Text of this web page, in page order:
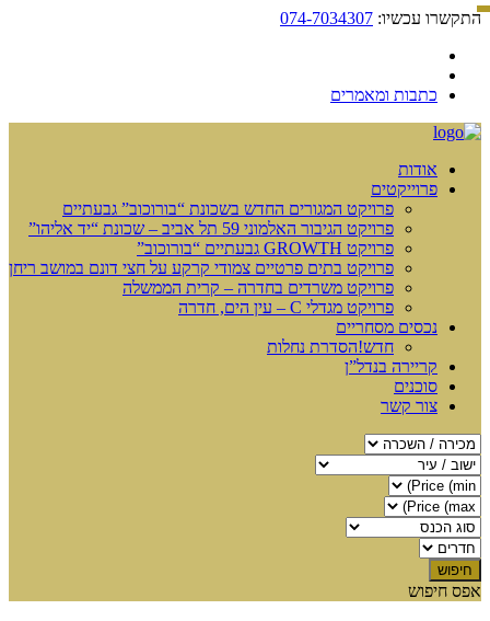
התקשרו עכשיו: 074-7034307
כתבות ומאמרים
אודות
פרוייקטים
פרויקט המגורים החדש בשכונת “בורוכוב” גבעתיים
פרויקט הגיבור האלמוני 59 תל אביב – שכונת “יד אליהו”
פרויקט GROWTH גבעתיים “בורוכוב”
פרויקט בתים פרטיים צמודי קרקע על חצי דונם במושב ריחן
פרויקט משרדים בחדרה – קרית הממשלה
פרויקט מגדלי C – עין הים, חדרה
נכסים מסחריים
חדש!הסדרת נחלות
קריירה בנדל”ן
סוכנים
צור קשר
אפס חיפוש